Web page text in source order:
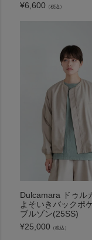
¥6,600 （税込）
Dulcamara ドゥル
よそいきバックポ
ブルゾン(25SS)
¥25,000 （税込）